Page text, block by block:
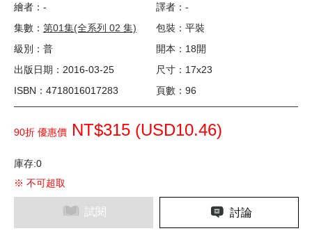
繪者：-
譯者：-
集數： 第01集(全系列 02 集)
包裝：平裝
級別：普
開本：18開
出版日期：2016-03-25
尺寸：17x23
ISBN：4718016017283
頁數：96
90折 優惠價 NT$315 (USD10.46)
庫存:0
※ 不可超取
試閱 討論